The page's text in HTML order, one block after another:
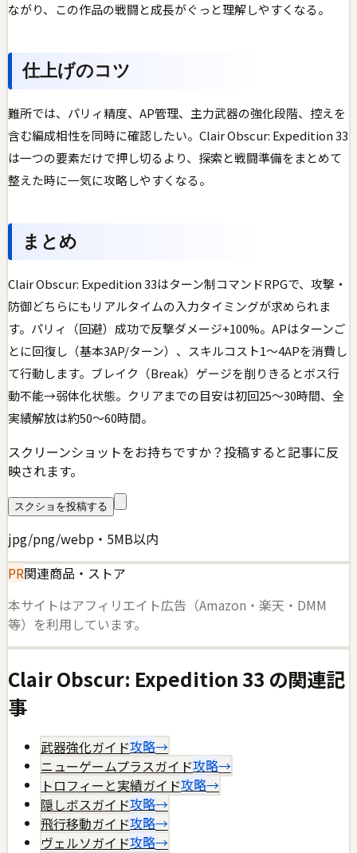
ながり、この作品の戦闘と成長がぐっと理解しやすくなる。
仕上げのコツ
難所では、パリィ精度、AP管理、主力武器の強化段階、控えを
含む編成相性を同時に確認したい。Clair Obscur: Expedition 33
は一つの要素だけで押し切るより、探索と戦闘準備をまとめて
整えた時に一気に攻略しやすくなる。
まとめ
Clair Obscur: Expedition 33はターン制コマンドRPGで、攻撃・
防御どちらにもリアルタイムの入力タイミングが求められま
す。パリィ（回避）成功で反撃ダメージ+100%。APはターンご
とに回復し（基本3AP/ターン）、スキルコスト1〜4APを消費し
て行動します。ブレイク（Break）ゲージを削りきるとボス行
動不能→弱体化状態。クリアまでの目安は初回25〜30時間、全
実績解放は約50〜60時間。
スクリーンショットをお持ちですか？投稿すると記事に反
映されます。
スクショを投稿する
jpg/png/webp・5MB以内
PR関連商品・ストア
本サイトはアフィリエイト広告（Amazon・楽天・DMM
等）を利用しています。
Clair Obscur: Expedition 33 の関連記
事
武器強化ガイド攻略→
ニューゲームプラスガイド攻略→
トロフィーと実績ガイド攻略→
隠しボスガイド攻略→
飛行移動ガイド攻略→
ヴェルソガイド攻略→